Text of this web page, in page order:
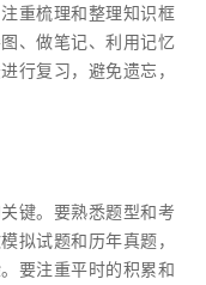
重梳理和整理知识框
、做笔记、利用记忆
行复习，避免遗忘，
键。要熟悉题型和考
拟试题和历年真题，
要注重平时的积累和